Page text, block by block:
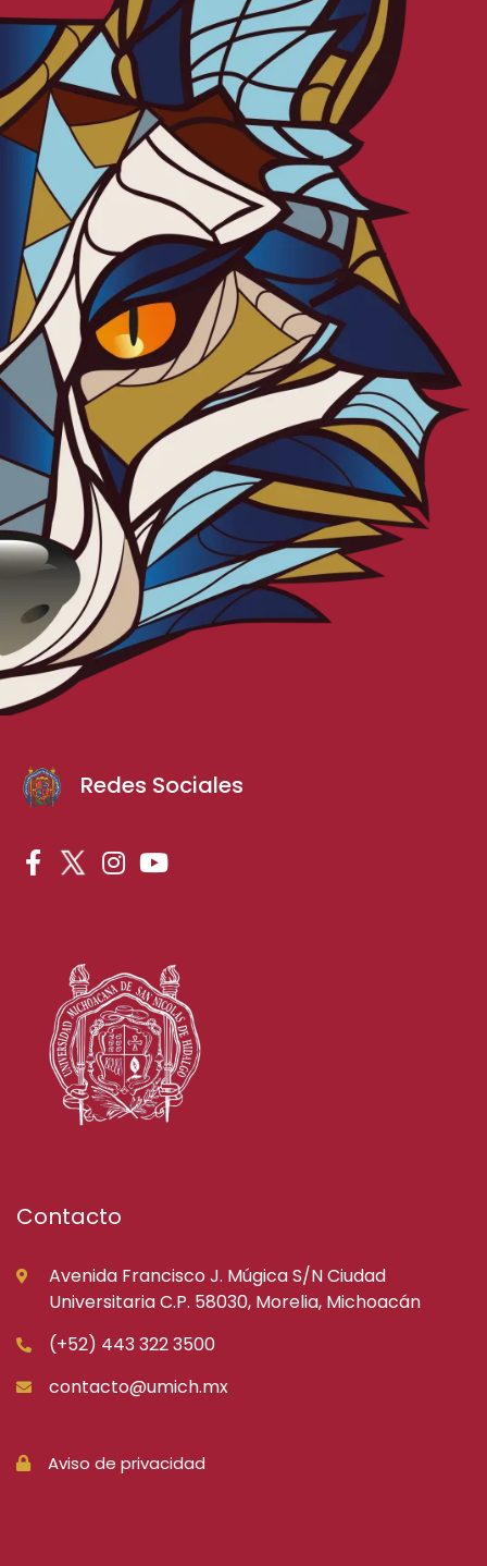
Redes Sociales
Contacto
Avenida Francisco J. Múgica S/N Ciudad
Universitaria C.P. 58030, Morelia, Michoacán
(+52) 443 322 3500
contacto@umich.mx
Aviso de privacidad